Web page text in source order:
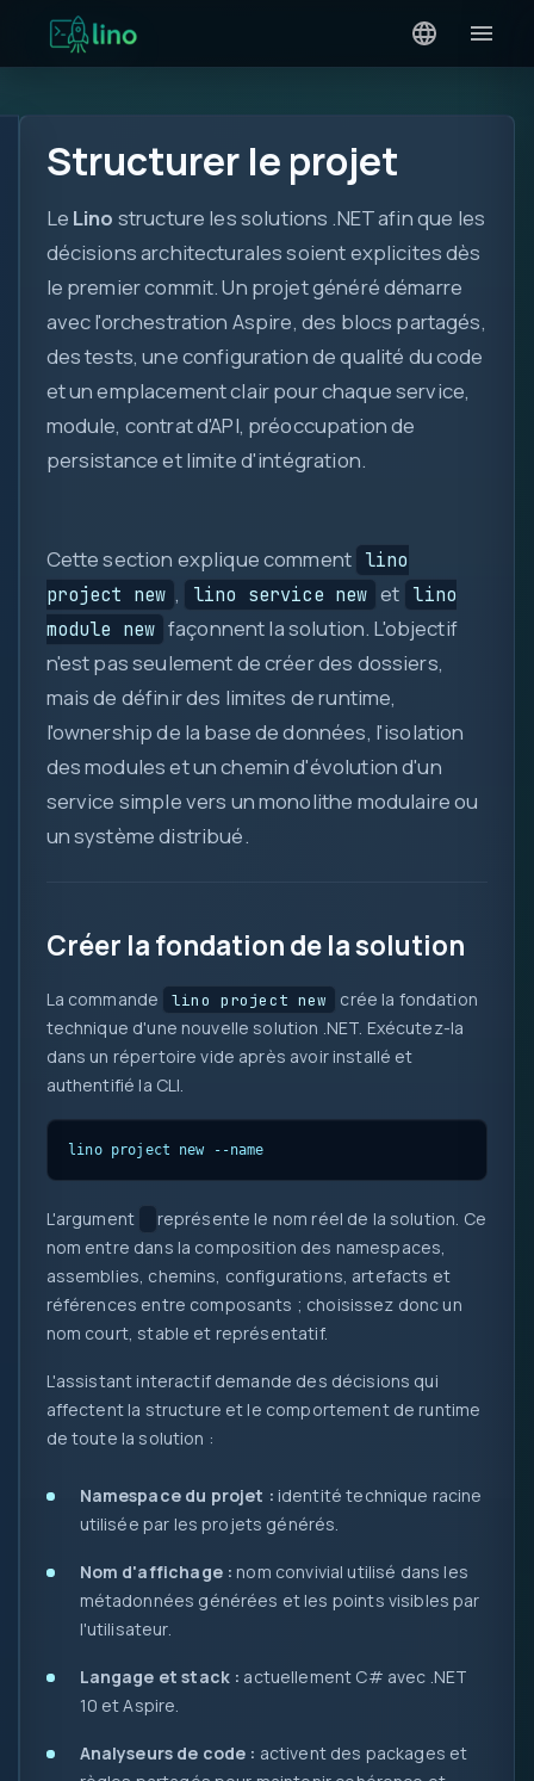
0
1
{ }
var
0x
( )
&&
Structurer le projet
Le Lino structure les solutions .NET afin que les
décisions architecturales soient explicites dès
le premier commit. Un projet généré démarre
avec l'orchestration Aspire, des blocs partagés,
des tests, une configuration de qualité du code
et un emplacement clair pour chaque service,
module, contrat d'API, préoccupation de
persistance et limite d'intégration.
Cette section explique comment lino
project new
lino service new et lino
module new façonnent la solution. L'objectif
n'est pas seulement de créer des dossiers,
mais de définir des limites de runtime,
l'ownership de la base de données, l'isolation
des modules et un chemin d'évolution d'un
service simple vers un monolithe modulaire ou
un système distribué.
Créer la fondation de la solution
La commande lino project new
crée la fondation
technique d'une nouvelle solution .NET. Exécutez-la
dans un répertoire vide après avoir installé et
authentifié la CLI.
lino project new --name
L'argument
représente le nom réel de la solution. Ce
nom entre dans la composition des namespaces,
assemblies, chemins, configurations, artefacts et
références entre composants ; choisissez donc un
nom court, stable et représentatif.
L'assistant interactif demande des décisions qui
affectent la structure et le comportement de runtime
de toute la solution :
Namespace du projet : identité technique racine
utilisée par les projets générés.
Nom d'affichage : nom convivial utilisé dans les
métadonnées générées et les points visibles par
l'utilisateur.
Langage et stack : actuellement C# avec .NET
10 et Aspire.
Analyseurs de code : activent des packages et